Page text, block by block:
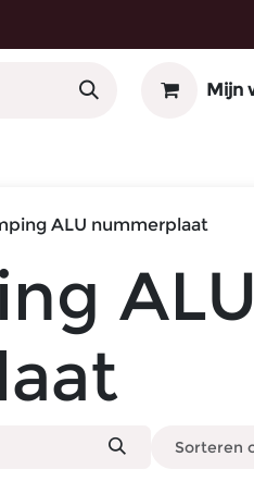
Mijn
ALU nummerplaat
ALU
Sorteren